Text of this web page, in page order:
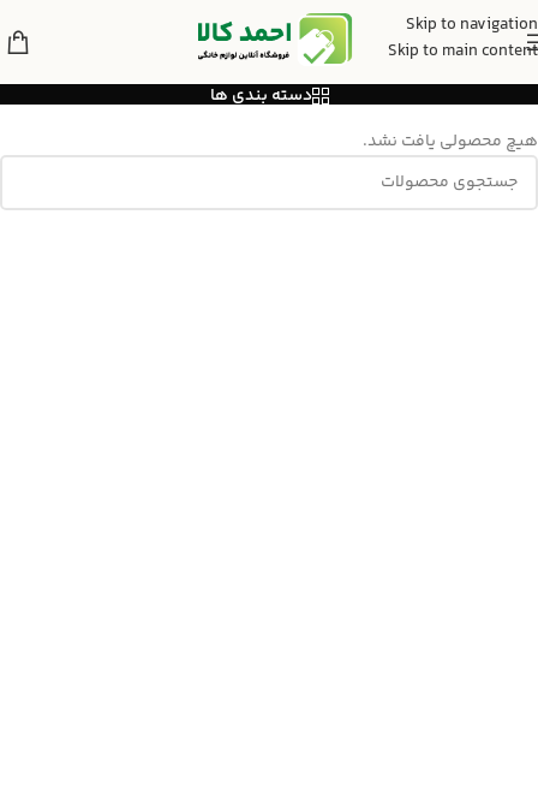
Skip to navigation
Skip to main contentآب مرکبات گیری
دسته بندی ها
هیچ محصولی یافت نشد.